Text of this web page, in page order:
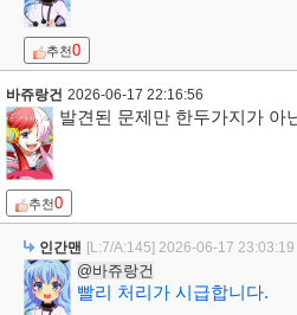
추천0
바쥬랑건 2026-06-17 22:16:56
발견된 문제만 한두가지가 아
추천0
인간맨 [L:7/A:145] 2026-06-17 23:03:19
@바쥬랑건
빨리 처리가 시급합니다.